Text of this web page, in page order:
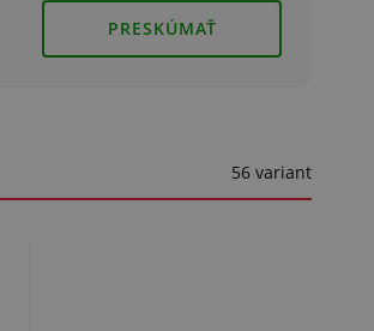
PRESKÚMAŤ
56 variant